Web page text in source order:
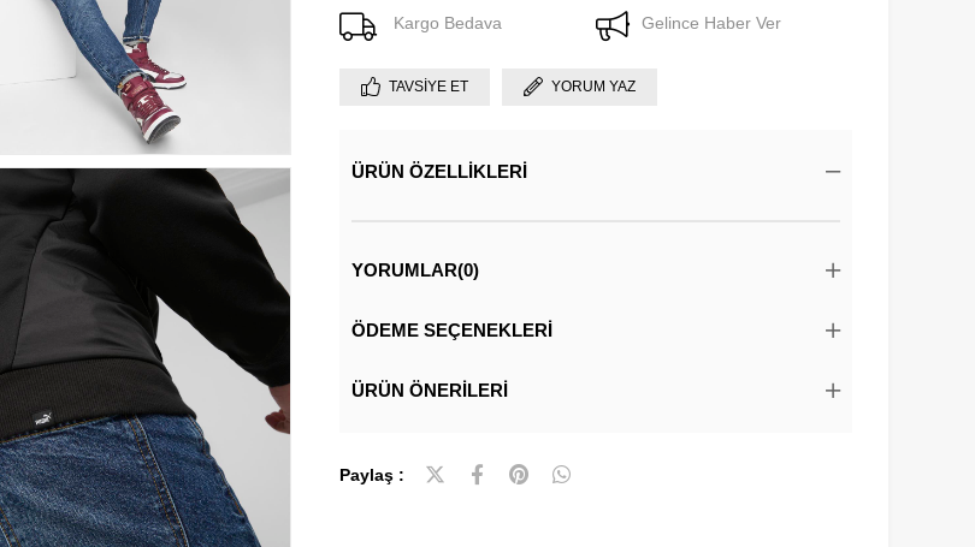
Kargo Bedava Gelince Haber Ver
TAVSIYE ET YORUM YAZ
ÜRÜN ÖZELLIKLERI
YORUMLAR(0)
ÖDEME SEÇENEKLERI
ÜRÜN ÖNERILERI
Paylaş :